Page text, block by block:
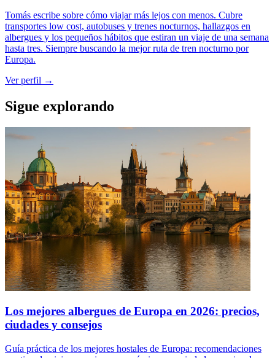
Tomás escribe sobre cómo viajar más lejos con menos. Cubre
transportes low cost, autobuses y trenes nocturnos, hallazgos en
albergues y los pequeños hábitos que estiran un viaje de una semana
hasta tres. Siempre buscando la mejor ruta de tren nocturno por
Europa.
Ver perfil →
Sigue explorando
Los mejores albergues de Europa en 2026: precios,
ciudades y consejos
Guía práctica de los mejores hostales de Europa: recomendaciones